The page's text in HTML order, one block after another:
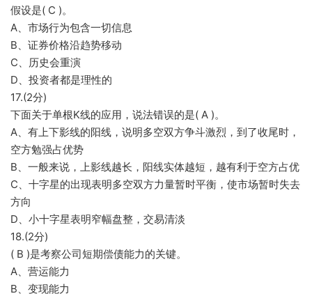
假设是( C )。
A、市场行为包含一切信息
B、证券价格沿趋势移动
C、历史会重演
D、投资者都是理性的
17.(2分)
下面关于单根K线的应用，说法错误的是( A )。
A、有上下影线的阳线，说明多空双方争斗激烈，到了收尾时，
空方勉强占优势
B、一般来说，上影线越长，阳线实体越短，越有利于空方占优
C、十字星的出现表明多空双方力量暂时平衡，使市场暂时失去
方向
D、小十字星表明窄幅盘整，交易清淡
18.(2分)
( B )是考察公司短期偿债能力的关键。
A、营运能力
B、变现能力